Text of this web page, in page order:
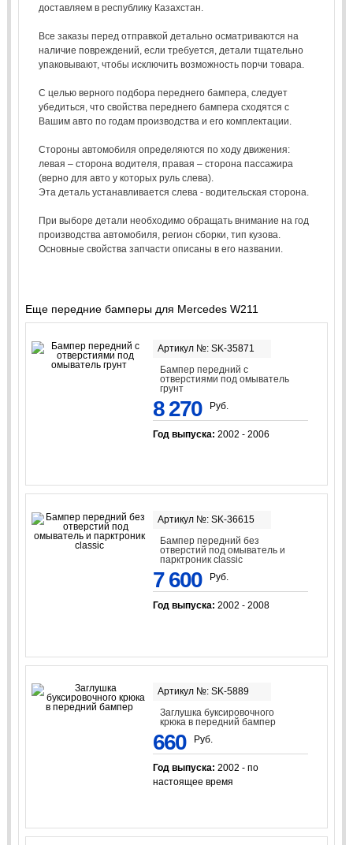
доставляем в республику Казахстан.
Все заказы перед отправкой детально осматриваются на
наличие повреждений, если требуется, детали тщательно
упаковывают, чтобы исключить возможность порчи товара.
С целью верного подбора переднего бампера, следует
убедиться, что свойства переднего бампера сходятся с
Вашим авто по годам производства и его комплектации.
Стороны автомобиля определяются по ходу движения:
левая – сторона водителя, правая – сторона пассажира
(верно для авто у которых руль слева).
Эта деталь устанавливается слева - водительская сторона.
При выборе детали необходимо обращать внимание на год
производства автомобиля, регион сборки, тип кузова.
Основные свойства запчасти описаны в его названии.
Еще передние бамперы для Mercedes W211
Артикул №: SK-35871
Бампер передний с
отверстиями под омыватель
грунт
8 270 Руб.
Год выпуска: 2002 - 2006
Артикул №: SK-36615
Бампер передний без
отверстий под омыватель и
парктроник classic
7 600 Руб.
Год выпуска: 2002 - 2008
Артикул №: SK-5889
Заглушка буксировочного
крюка в передний бампер
660 Руб.
Год выпуска: 2002 - по
настоящее время